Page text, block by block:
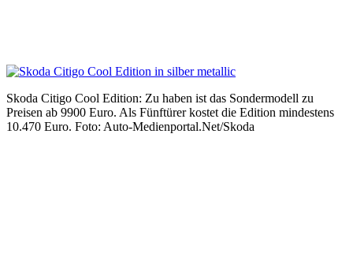
Skoda Citigo Cool Edition: Zu haben ist das Sondermodell zu
Preisen ab 9900 Euro. Als Fünftürer kostet die Edition mindestens
10.470 Euro. Foto: Auto-Medienportal.Net/Skoda